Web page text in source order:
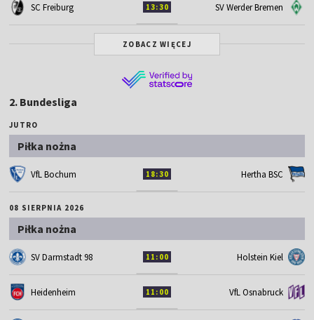
SC Freiburg 13:30 SV Werder Bremen
ZOBACZ WIĘCEJ
2. Bundesliga
JUTRO
Piłka nożna
VfL Bochum 18:30 Hertha BSC
08 SIERPNIA 2026
Piłka nożna
SV Darmstadt 98 11:00 Holstein Kiel
Heidenheim 11:00 VfL Osnabruck